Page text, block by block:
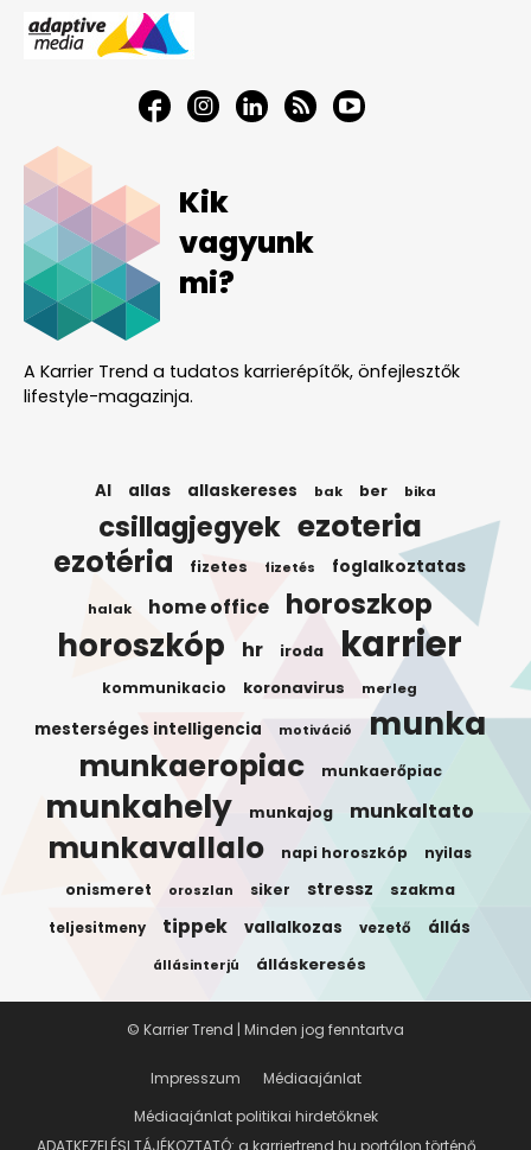
Kik
vagyunk
mi?
A Karrier Trend a tudatos karrierépítők, önfejlesztők
lifestyle-magazinja.
AI allas allaskereses bak ber bika
csillagjegyek ezoteria
ezotéria fizetes fizetés foglalkoztatas
halak home office horoszkop
horoszkóp hr iroda karrier
kommunikacio koronavirus merleg
mesterséges intelligencia motiváció munka
munkaeropiac munkaerőpiac
munkahely munkajog munkaltato
munkavallalo napi horoszkóp nyilas
onismeret oroszlan siker stressz szakma
teljesitmeny tippek vallalkozas vezető állás
állásinterjú álláskeresés
Impresszum
Médiaajánlat
Médiaajánlat politikai hirdetőknek
© Karrier Trend | Minden jog fenntartva